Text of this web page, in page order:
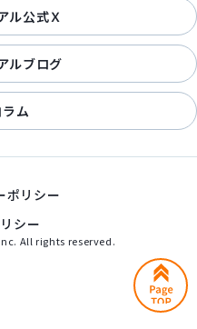
ル公式Ｘ
ルブログ
ラム
ポリシー
シー
All rights reserved.